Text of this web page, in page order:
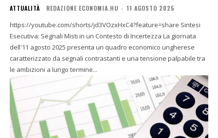
ATTUALITÀ REDAZIONE ECONOMIA.HU - 11 AGOSTO 2025
https://youtube.com/shorts/jd3VOzxHxC4?feature=share Sintesi
Esecutiva: Segnali Misti in un Contesto di Incertezza La giornata
dell'11 agosto 2025 presenta un quadro economico ungherese
caratterizzato da segnali contrastanti e una tensione palpabile tra
le ambizioni a lungo termine...